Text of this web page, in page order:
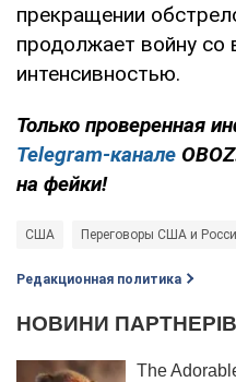
прекращении
продолжает войну со
интенсивностью.
Только проверенная
Telegram-канале
на фейки!
США Переговоры США и
Редакционная политика